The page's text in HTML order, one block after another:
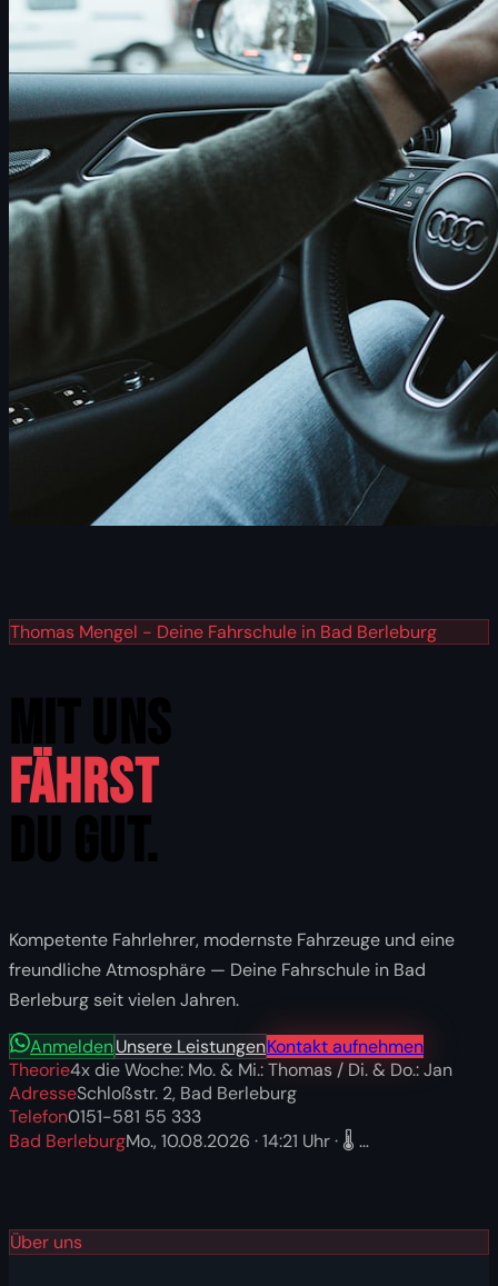
Thomas Mengel - Deine Fahrschule in Bad Berleburg
MIT UNS
Fährst
Kompetente Fahrlehrer, modernste Fahrzeuge und eine
freundliche Atmosphäre — Deine Fahrschule in Bad
Berleburg seit vielen Jahren.
AnmeldenUnsere LeistungenKontakt aufnehmen
Theorie4x die Woche: Mo. & Mi.: Thomas / Di. & Do.: Jan
AdresseSchloßstr. 2, Bad Berleburg
Telefon0151-581 55 333
Bad BerleburgMo., 10.08.2026 ·14:21 Uhr · 🌡️ …
Über uns